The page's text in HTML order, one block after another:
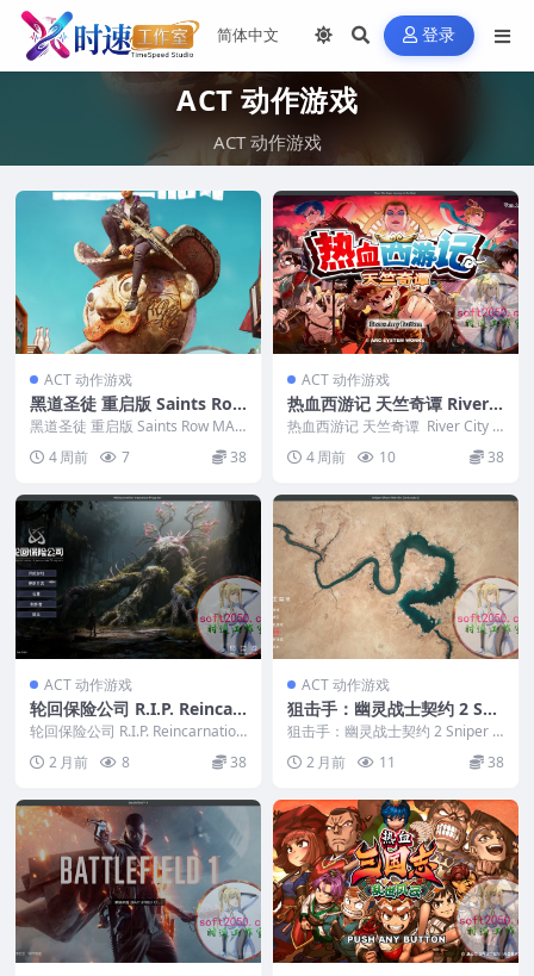
登录
ACT 动作游戏
ACT 动作游戏
ACT 动作游戏
黑道圣徒 重启版 Saints Row
MAC游戏 苹果电脑游戏 适配
苹果OS系统macOS
黑道圣徒 重启版 Saints Row MAC
游戏 苹果电脑游戏 适配苹果OS
系...4 周前 7 38
ACT 动作游戏
热血西游记 天竺奇谭 River C
ity Saga: Journey to the W
est MAC游戏 苹果电脑游戏
适配苹果OS系统macOS
热血西游记 天竺奇谭 River City S
4 周前 10 38
ACT 动作游戏
轮回保险公司 R.I.P. Reincar
nation Insurance Program
MAC游戏 苹果电脑游戏 适配
苹果OS系统macOS
轮回保险公司 R.I.P. Reincarnation
2 月前 8 38
ACT 动作游戏
狙击手：幽灵战士契约 2 Sni
per Ghost Warrior Contra
cts 2 MAC游戏 苹果电脑游
戏 适配苹果OS系统macOS
狙击手：幽灵战士契约 2 Sniper G
2 月前 11 38